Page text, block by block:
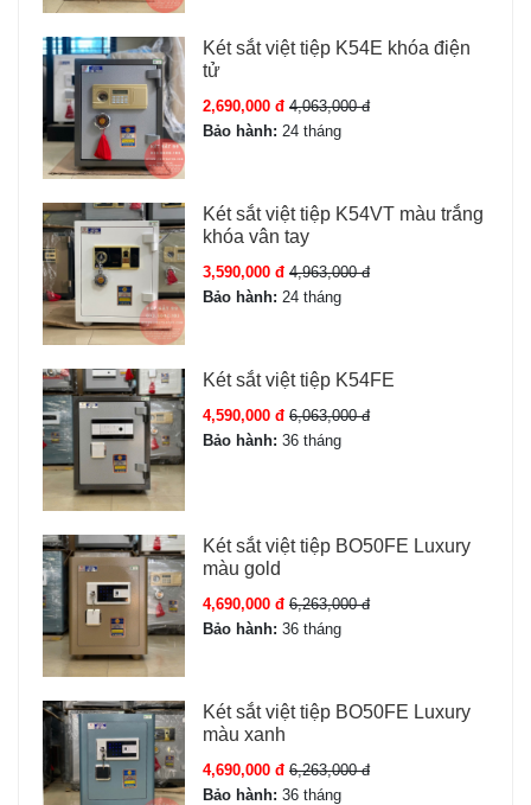
Két sắt việt tiệp K54E khóa điện
tử
2,690,000 đ 4,063,000 đ
Bảo hành: 24 tháng
Két sắt việt tiệp K54VT màu trắng
khóa vân tay
3,590,000 đ 4,963,000 đ
Bảo hành: 24 tháng
Két sắt việt tiệp K54FE
4,590,000 đ 6,063,000 đ
Bảo hành: 36 tháng
Két sắt việt tiệp BO50FE Luxury
màu gold
4,690,000 đ 6,263,000 đ
Bảo hành: 36 tháng
Két sắt việt tiệp BO50FE Luxury
màu xanh
4,690,000 đ 6,263,000 đ
Bảo hành: 36 tháng